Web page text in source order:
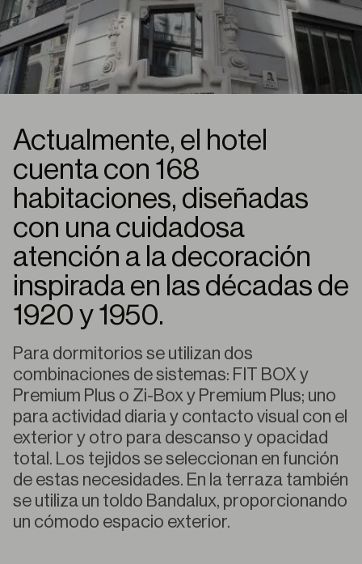
Actualmente, el hotel
cuenta con 168
habitaciones, diseñadas
con una cuidadosa
atención a la decoración
inspirada en las décadas de
1920 y 1950.
Para dormitorios se utilizan dos
combinaciones de sistemas: FIT BOX y
Premium Plus o Zi-Box y Premium Plus; uno
para actividad diaria y contacto visual con el
exterior y otro para descanso y opacidad
total. Los tejidos se seleccionan en función
de estas necesidades. En la terraza también
se utiliza un toldo Bandalux, proporcionando
un cómodo espacio exterior.